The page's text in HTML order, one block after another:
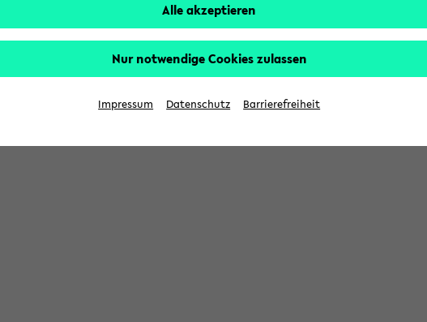
Alle akzeptieren
Nur notwendige Cookies zulassen
Impressum Datenschutz Barrierefreiheit